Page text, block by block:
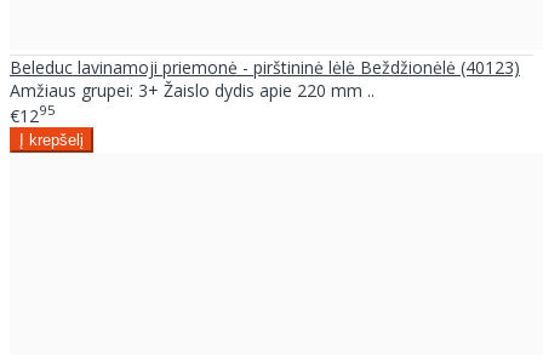
Beleduc lavinamoji priemonė - pirštininė lėlė Beždžionėlė (40123)
Amžiaus grupei: 3+ Žaislo dydis apie 220 mm ..
€1295